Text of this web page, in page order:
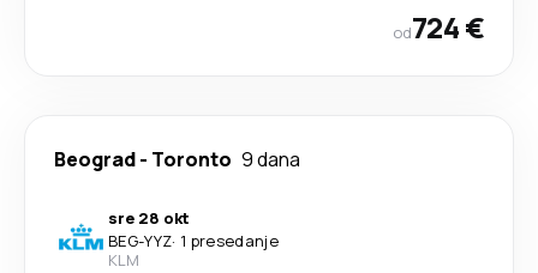
od724 €
Beograd- Toronto 9 dana
sre 28 okt
BEG-YYZ· 1 presedanje
KLM